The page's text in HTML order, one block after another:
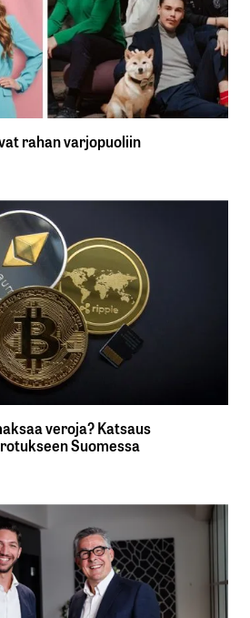
rahan varjopuoliin
veroja? Katsaus
Suomessa